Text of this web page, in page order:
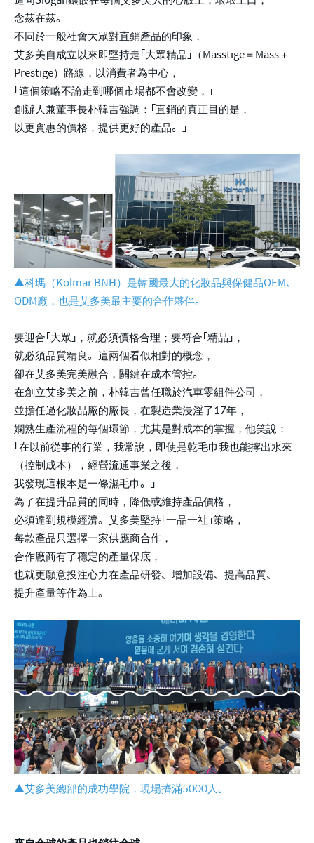
念茲在茲。
不同於一般社會大眾對直銷產品的印象，
艾多美自成立以來即堅持走「大眾精品」（Masstige＝Mass＋
Prestige）路線，以消費者為中心，
「這個策略不論走到哪個市場都不會改變，」
創辦人兼董事長朴韓吉強調：「直銷的真正目的是，
以更實惠的價格，提供更好的產品。」
▲科瑪（Kolmar BNH）是韓國最大的化妝品與保健品OEM、
ODM廠，也是艾多美最主要的合作夥伴。
要迎合「大眾」，就必須價格合理；要符合「精品」，
就必須品質精良。這兩個看似相對的概念，
卻在艾多美完美融合，關鍵在成本管控。
在創立艾多美之前，朴韓吉曾任職於汽車零組件公司，
並擔任過化妝品廠的廠長，在製造業浸淫了17年，
嫻熟生產流程的每個環節，尤其是對成本的掌握，他笑說：
「在以前從事的行業，我常說，即使是乾毛巾我也能擰出水來
（控制成本），經營流通事業之後，
我發現這根本是一條濕毛巾。」
為了在提升品質的同時，降低或維持產品價格，
必須達到規模經濟。艾多美堅持「一品一社」策略，
每款產品只選擇一家供應商合作，
合作廠商有了穩定的產量保底，
也就更願意投注心力在產品研發、增加設備、提高品質、
提升產量等作為上。
▲艾多美總部的成功學院，現場擠滿5000人。